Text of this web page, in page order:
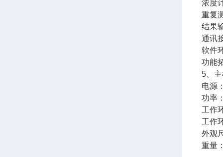
浓度
重复
结果
通讯
软件
功能
5、
电源
功率
工作
工作
外观
重量